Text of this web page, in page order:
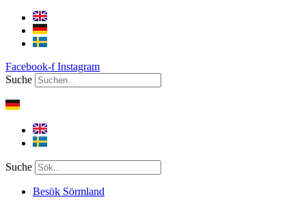
Facebook-f Instagram
Suche
Suche
Besök Sörmland